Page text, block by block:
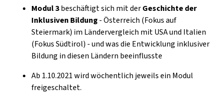
Modul 3beschäftigt sich mit derGeschichte der
Inklusiven Bildung- Österreich (Fokus auf
Steiermark) im Ländervergleich mit USA und Italien
(Fokus Südtirol) - und was die Entwicklung inklusiver
Bildung in diesen Ländern beeinflusste
Ab 1.10.2021 wird wöchentlich jeweils ein Modul
freigeschaltet.